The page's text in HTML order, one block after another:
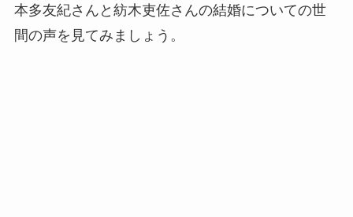
本多友紀さんと紡木吏佐さんの結婚についての世
間の声を見てみましょう。